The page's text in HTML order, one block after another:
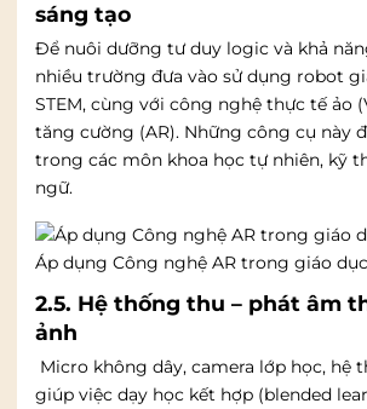
sáng tạo
Để nuôi dưỡng tư duy logic và khả
nhiều trường đưa vào sử dụng robot
STEM, cùng với công nghệ thực tế ảo
tăng cường (AR). Những công cụ này
trong các môn khoa học tự nhiên, kỹ
ngữ.
Áp dụng Công nghệ AR trong giáo dục
2.5. Hệ thống thu – phát âm
ảnh
Micro không dây, camera lớp học, hệ
giúp việc dạy học kết hợp (blended